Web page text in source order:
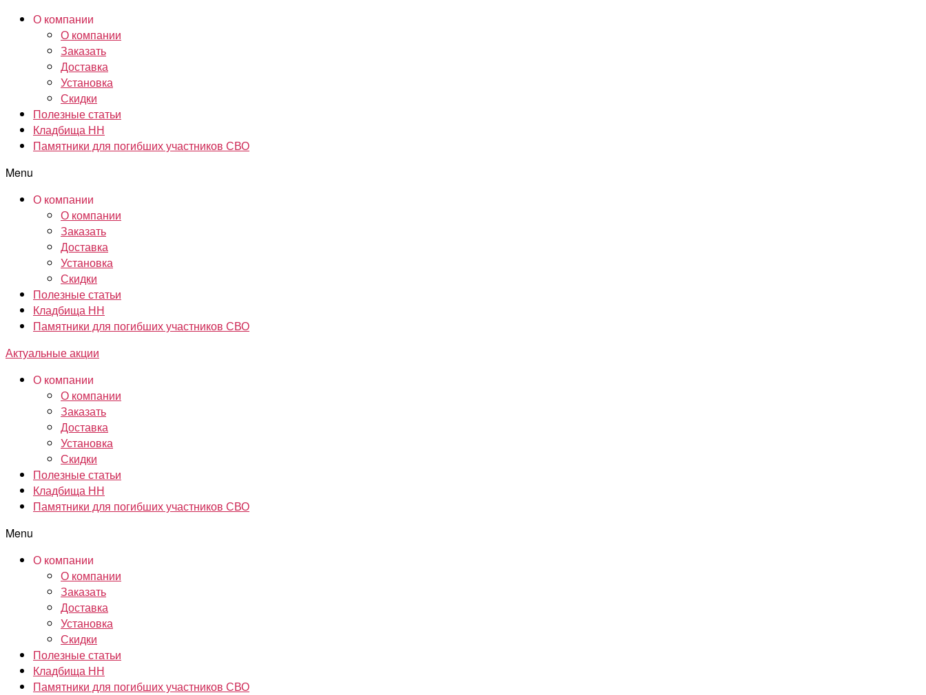
О компании
О компании
Заказать
Доставка
Установка
Скидки
Полезные статьи
Кладбища НН
Памятники для погибших участников СВО
Menu
О компании
О компании
Заказать
Доставка
Установка
Скидки
Полезные статьи
Кладбища НН
Памятники для погибших участников СВО
Актуальные акции
О компании
О компании
Заказать
Доставка
Установка
Скидки
Полезные статьи
Кладбища НН
Памятники для погибших участников СВО
Menu
О компании
О компании
Заказать
Доставка
Установка
Скидки
Полезные статьи
Кладбища НН
Памятники для погибших участников СВО